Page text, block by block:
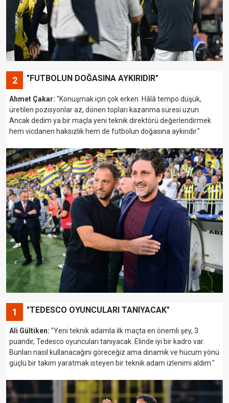
2 "FUTBOLUN DOĞASINA AYKIRIDIR"
Ahmet Çakar: "Konuşmak için çok erken. Hâlâ tempo düşük,
üretilen pozisyonlar az, dönen topları kazanma süresi uzun.
Ancak dedim ya bir maçla yeni teknik direktörü değerlendirmek
hem vicdanen haksızlık hem de futbolun doğasına aykırıdır."
1 "TEDESCO OYUNCULARI TANIYACAK"
Ali Gültiken: "Yeni teknik adamla ilk maçta en önemli şey, 3
puandır, Tedesco oyuncuları tanıyacak. Elinde iyi bir kadro var.
Bunları nasıl kullanacağını göreceğiz ama dinamik ve hücum yönü
güçlü bir takım yaratmak isteyen bir teknik adam izlenimi aldım."